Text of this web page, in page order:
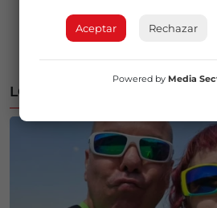
LO MÁS LEÍDO
Aceptar Rechazar
Powered by Media